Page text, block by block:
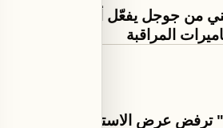
من جوجل يفعّل أتمتة المنزل
المراقبة